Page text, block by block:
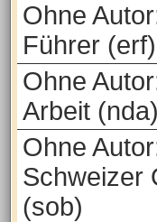
Ohne
Führer (erf)
Ohne
Arbeit (nda)
Ohne
Schweizer
(sob)